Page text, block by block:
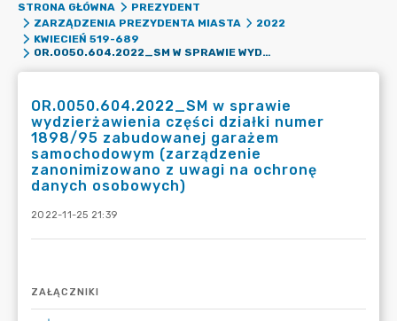
STRONA GŁÓWNA
PREZYDENT
ZARZĄDZENIA PREZYDENTA MIASTA
2022
KWIECIEŃ 519-689
OR.0050.604.2022_SM W SPRAWIE WYDZIERŻAWIENIA CZĘŚCI DZIAŁKI NUMER 1898/95 ZABUDOWANEJ GARAŻEM SAMOCHODOWYM (ZARZĄDZENIE ZANONIMIZOWANO Z UWAGI NA OCHRONĘ DANYCH OSOBOWYCH)
OR.0050.604.2022_SM w sprawie
wydzierżawienia części działki numer
1898/95 zabudowanej garażem
samochodowym (zarządzenie
zanonimizowano z uwagi na ochronę
danych osobowych)
2022-11-25 21:39
ZAŁĄCZNIKI